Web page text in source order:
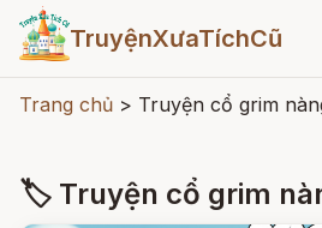
TruyệnXưaTíchCũ
Trang chủ > Truyện cổ grim
🏷 Truyện cổ grim